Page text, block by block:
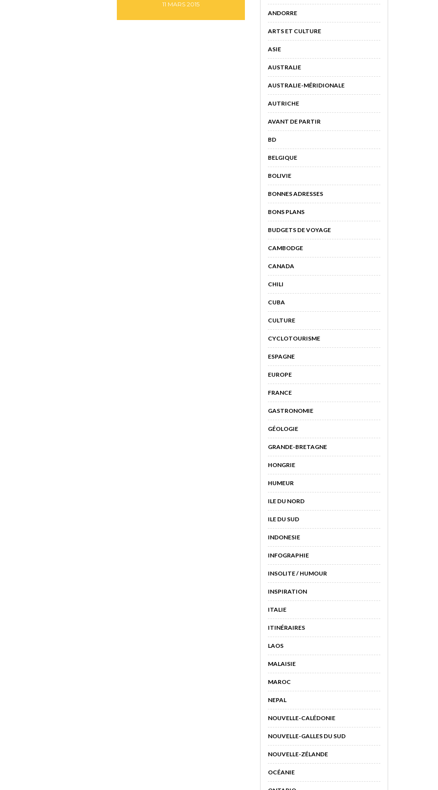
11 MARS 2015
ANDORRE
ARTS ET CULTURE
ASIE
AUSTRALIE
AUSTRALIE-MÉRIDIONALE
AUTRICHE
AVANT DE PARTIR
BD
BELGIQUE
BOLIVIE
BONNES ADRESSES
BONS PLANS
BUDGETS DE VOYAGE
CAMBODGE
CANADA
CHILI
CUBA
CULTURE
CYCLOTOURISME
ESPAGNE
EUROPE
FRANCE
GASTRONOMIE
GÉOLOGIE
GRANDE-BRETAGNE
HONGRIE
HUMEUR
ILE DU NORD
ILE DU SUD
INDONESIE
INFOGRAPHIE
INSOLITE / HUMOUR
INSPIRATION
ITALIE
ITINÉRAIRES
LAOS
MALAISIE
MAROC
NEPAL
NOUVELLE-CALÉDONIE
NOUVELLE-GALLES DU SUD
NOUVELLE-ZÉLANDE
OCÉANIE